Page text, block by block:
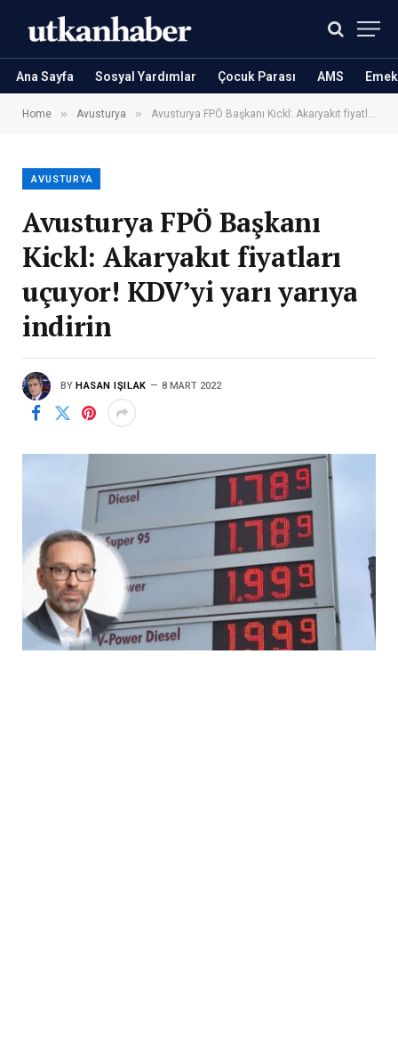
Ana Sayfa Sosyal Yardımlar Çocuk Parası AMS
Home » Avusturya » Avusturya FPÖ Başkanı Kickl: Akaryakıt fiyatları uçuyor! KDV’yi yarı yarıya indirin
AVUSTURYA
Avusturya FPÖ Başkanı
Kickl: Akaryakıt fiyatları
uçuyor! KDV’yi yarı yarıya
indirin
BY HASAN IŞILAK 8 MART 2022